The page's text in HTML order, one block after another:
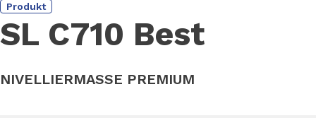
Produkt
SL C710 Best
NIVELLIERMASSE PREMIUM